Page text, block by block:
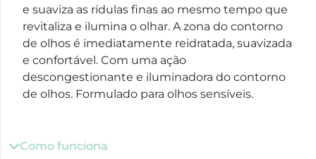
e suaviza as rídulas finas ao mesmo tempo que
revitaliza e ilumina o olhar. A zona do contorno
de olhos é imediatamente reidratada, suavizada
e confortável. Com uma ação
descongestionante e iluminadora do contorno
de olhos. Formulado para olhos sensíveis.
Como funciona